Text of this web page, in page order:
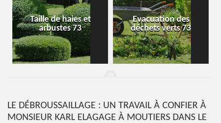
Taille de haies et
arbustes 73
Evacuation des
déchets verts 73
LE DÉBROUSSAILLAGE : UN TRAVAIL À CONFIER À
MONSIEUR KARL ELAGAGE À MOUTIERS DANS LE